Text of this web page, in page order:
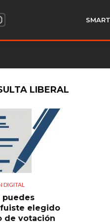
LIBERAL
puedes
elegido
de votación